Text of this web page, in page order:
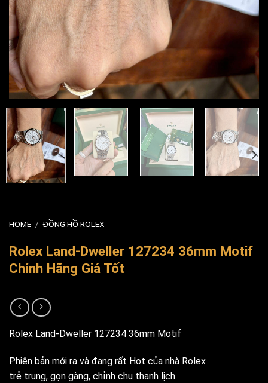
HOME / ĐỒNG HỒ ROLEX
Rolex Land-Dweller 127234 36mm Motif
Chính Hãng Giá Tốt
Rolex Land-Dweller 127234 36mm Motif
Phiên bản mới ra và đang rất Hot của nhà Rolex
trẻ trung, gọn gàng, chỉnh chu thanh lịch